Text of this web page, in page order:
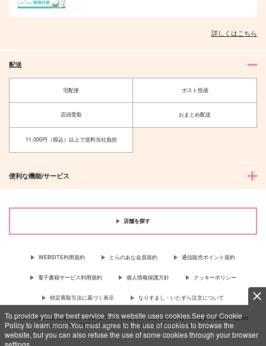
To provide you the best service, this website uses cookies.See our Cookie
Policy to learn more.You must agree to the use of cookies to browse the
website, but you can also refuse the use of some cookies through your browser
settings.
詳しくはこちら
配送
宅配便 ポスト投函
店頭受取 おまとめ配送
11,000円（税込）以上で送料当社負担
便利な機能/サービス
店舗を探す
WEBSITE利用規約 とらのあな会員規約 通信販売ポイント規約
電子書籍サービス利用規約 個人情報保護方針 クッキーポリシー
特定商取引法に基づく表示 なりすまし・いたずら注文について
For Overseas customer, now you can ship your purchases by using purchases agent
services “AOCS”! Click {more…} for more information …more